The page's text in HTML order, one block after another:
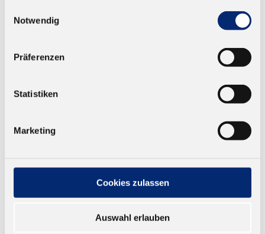
Notwendig
Präferenzen
Statistiken
Marketing
Cookies zulassen
Auswahl erlauben
892.7 Gupfo Pfohl-Leimer - 0,5 ltr
Ab 172,53 € zzgl. MwSt.
ZUM WARENKORB